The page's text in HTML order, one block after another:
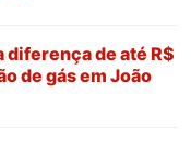
de até R$
de gás em João